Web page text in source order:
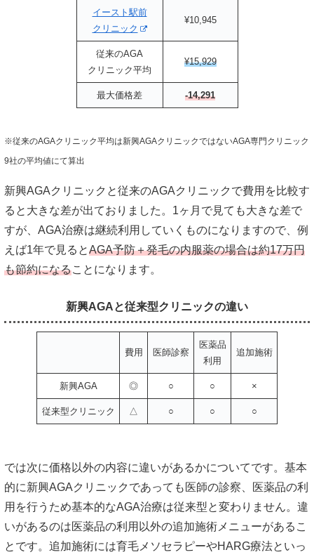
イースト駅前
クリニック
¥10,945
従来のAGA
クリニック平均
¥15,929
最大価格差 -14,291
※従来のAGAクリニック平均は新興AGAクリニックではないAGA専門クリニック
9社の平均値にて算出
新興AGAクリニックと従来のAGAクリニックで費用を比較す
ると大きな差が出ておりました。1ヶ月で見ても大きな差で
すが、AGA治療は継続利用していくものになりますので、例
えば1年で見るとAGA予防＋発毛の内服薬の場合は約17万円
も節約になることになります。
新興AGAと従来型クリニックの違い
費用 医師診察
医薬品
利用
追加施術
新興AGA ◎ ○ ○ ×
従来型クリニック △ ○ ○ ○
では次に価格以外の内容に違いがあるかについてです。基本
的に新興AGAクリニックであっても医師の診察、医薬品の利
用を行うため基本的なAGA治療は従来型と変わりません。違
いがあるのは医薬品の利用以外の追加施術メニューがあるこ
とです。追加施術には育毛メソセラピーやHARG療法といっ